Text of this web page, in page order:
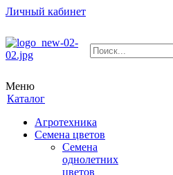
Личный кабинет
Меню
Каталог
Агротехника
Семена цветов
Семена
однолетних
цветов